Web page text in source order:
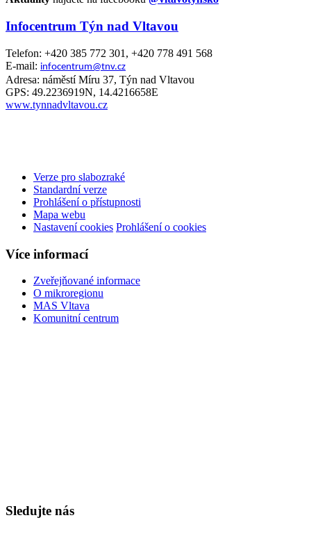
Infocentrum Týn nad Vltavou
Telefon: +420 385 772 301, +420 778 491 568
E-mail: infocentrum@tnv.cz
Adresa: náměstí Míru 37, Týn nad Vltavou
GPS: 49.2236919N, 14.4216658E
www.tynnadvltavou.cz
Verze pro slabozraké
Standardní verze
Prohlášení o přístupnosti
Mapa webu
Nastavení cookies Prohlášení o cookies
Více informací
Zveřejňované informace
O mikroregionu
MAS Vltava
Komunitní centrum
Sledujte nás